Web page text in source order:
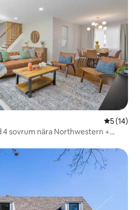
5 av 5 i
5 (14)
sovrum nära Northwestern +